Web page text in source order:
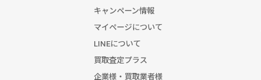
キャンペーン情報
マイページについて
LINEについて
買取査定プラス
企業様・買取業者様